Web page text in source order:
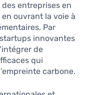
entreprises en
ouvrant la voie à
Par
innovantes
de
qui
carbone.